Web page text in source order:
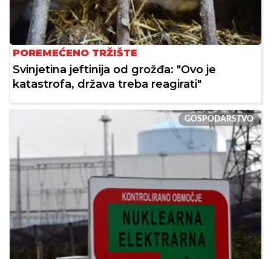
POREMEĆENO TRŽIŠTE
Svinjetina jeftinija od grožđa: "Ovo je
katastrofa, država treba reagirati"
GOSPODARSTVO